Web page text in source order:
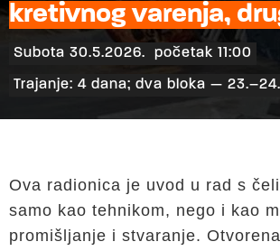
kretivnog varenja,
Subota 30.5.2026. početak 11:00
Trajanje: 4 dana; dva bloka —
Ova radionica je uvod u rad s
samo kao tehnikom, nego i kao
promišljanje i stvaranje.